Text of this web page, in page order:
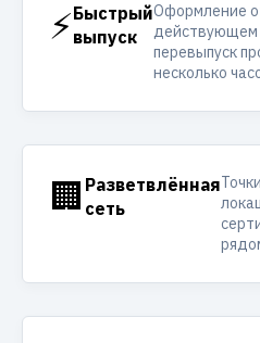
⚡Быстрый
выпуск
Оформление
действующем
перевыпуск
несколько
🏢 Разветвлённая
сеть